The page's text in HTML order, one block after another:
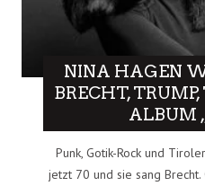
NINA HAGEN
BRECHT,
ALBUM
Punk, Gotik-Rock und
jetzt 70 und sie sang